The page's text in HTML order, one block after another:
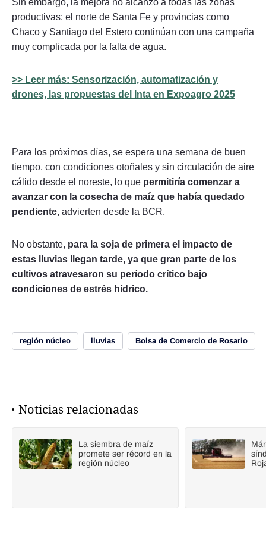
productivas: el norte de Santa Fe y provincias como
Chaco y Santiago del Estero continúan con una campaña
muy complicada por la falta de agua.
>> Leer más: Sensorización, automatización y
drones, las propuestas del Inta en Expoagro 2025
Para los próximos días, se espera una semana de buen
tiempo, con condiciones otoñales y sin circulación de aire
cálido desde el noreste, lo que permitiría comenzar a
avanzar con la cosecha de maíz que había quedado
pendiente, advierten desde la BCR.
No obstante, para la soja de primera el impacto de
estas lluvias llegan tarde, ya que gran parte de los
cultivos atravesaron su período crítico bajo
condiciones de estrés hídrico.
región núcleo lluvias Bolsa de Comercio de Rosario
Noticias relacionadas
La siembra de maíz
promete ser récord en la
región núcleo